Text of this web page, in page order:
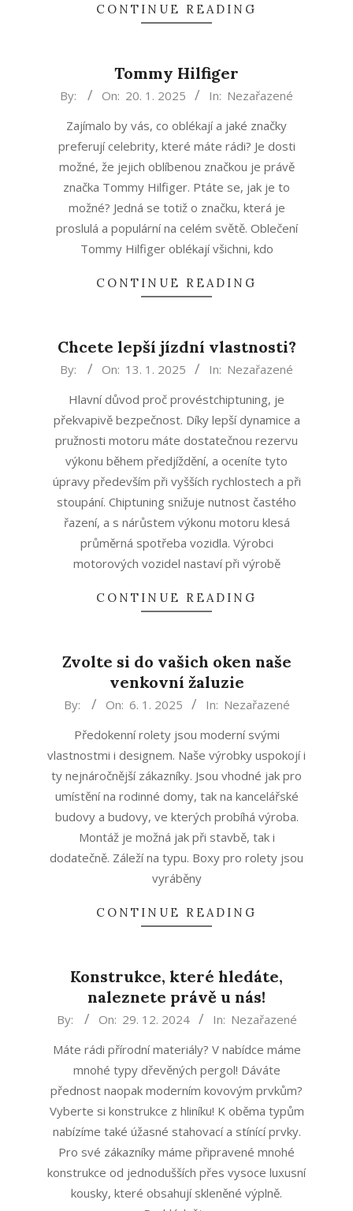
CONTINUE READING
Tommy Hilfiger
2025-
By: On: 20. 1. 2025 In: Nezařazené
Zajímalo by vás, co oblékají a jaké značky
preferují celebrity, které máte rádi? Je dosti
možné, že jejich oblíbenou značkou je právě
značka Tommy Hilfiger. Ptáte se, jak je to
možné? Jedná se totiž o značku, která je
proslulá a populární na celém světě. Oblečení
Tommy Hilfiger oblékají všichni, kdo
CONTINUE READING
Chcete lepší jízdní vlastnosti?
2025-
By: On: 13. 1. 2025 In: Nezařazené
Hlavní důvod proč provéstchiptuning, je
překvapivě bezpečnost. Díky lepší dynamice a
pružnosti motoru máte dostatečnou rezervu
výkonu během předjíždění, a oceníte tyto
úpravy především při vyšších rychlostech a při
stoupání. Chiptuning snižuje nutnost častého
řazení, a s nárůstem výkonu motoru klesá
průměrná spotřeba vozidla. Výrobci
motorových vozidel nastaví při výrobě
CONTINUE READING
Zvolte si do vašich oken naše
venkovní žaluzie
2025-
By: On: 6. 1. 2025 In: Nezařazené
Předokenní rolety jsou moderní svými
vlastnostmi i designem. Naše výrobky uspokojí i
ty nejnáročnější zákazníky. Jsou vhodné jak pro
umístění na rodinné domy, tak na kancelářské
budovy a budovy, ve kterých probíhá výroba.
Montáž je možná jak při stavbě, tak i
dodatečně. Záleží na typu. Boxy pro rolety jsou
vyráběny
CONTINUE READING
Konstrukce, které hledáte,
naleznete právě u nás!
2024-
29
By: On: 29. 12. 2024 In: Nezařazené
Máte rádi přírodní materiály? V nabídce máme
mnohé typy dřevěných pergol! Dáváte
přednost naopak moderním kovovým prvkům?
Vyberte si konstrukce z hliníku! K oběma typům
nabízíme také úžasné stahovací a stínící prvky.
Pro své zákazníky máme připravené mnohé
konstrukce od jednodušších přes vysoce luxusní
kousky, které obsahují skleněné výplně.